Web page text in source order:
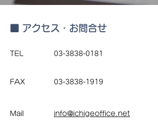
■ アクセス・お問合せ
TEL 03-3838-0181
FAX 03-3838-1919
Mail info@ichigeoffice.net